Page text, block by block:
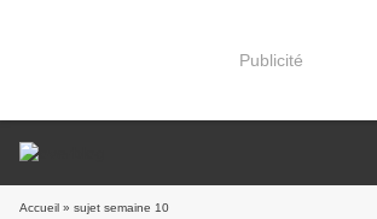
Publicité
Accueil » sujet semaine 10